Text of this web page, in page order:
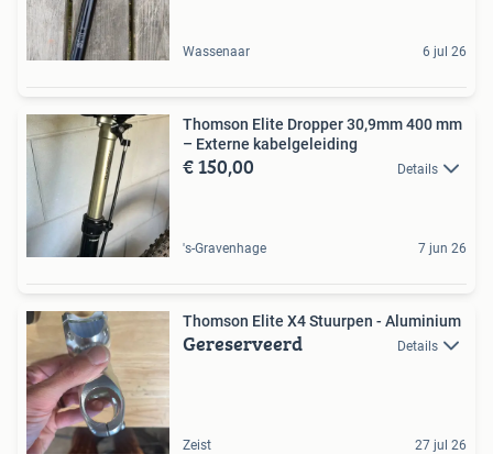
Wassenaar 6 jul 26
Thomson Elite Dropper 30,9mm 400 mm
– Externe kabelgeleiding
€ 150,00 Details
's-Gravenhage 7 jun 26
Thomson Elite X4 Stuurpen - Aluminium
Gereserveerd Details
Zeist 27 jul 26